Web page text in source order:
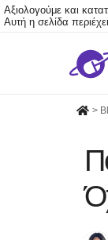
Αξιολογούμε και
Αυτή η σελίδα
>